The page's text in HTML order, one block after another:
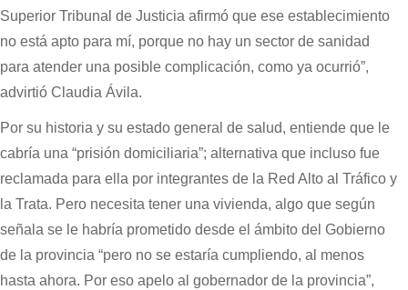
Superior Tribunal de Justicia afirmó que ese establecimiento
no está apto para mí, porque no hay un sector de sanidad
para atender una posible complicación, como ya ocurrió”,
advirtió Claudia Ávila.
Por su historia y su estado general de salud, entiende que le
cabría una “prisión domiciliaria”; alternativa que incluso fue
reclamada para ella por integrantes de la Red Alto al Tráfico y
la Trata. Pero necesita tener una vivienda, algo que según
señala se le habría prometido desde el ámbito del Gobierno
de la provincia “pero no se estaría cumpliendo, al menos
hasta ahora. Por eso apelo al gobernador de la provincia”,